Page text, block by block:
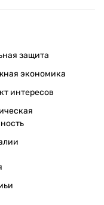
защита
экономика
интересов